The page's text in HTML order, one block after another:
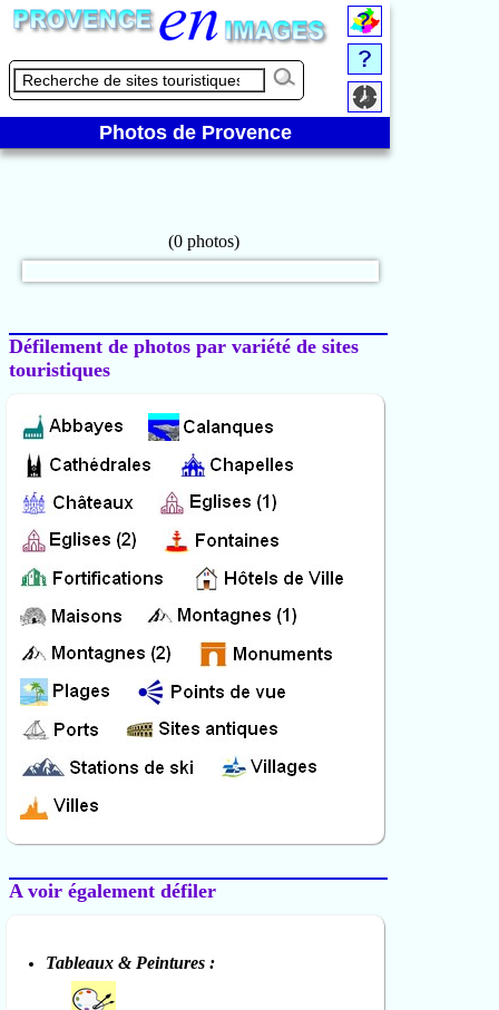
Photos de Provence
Défilement de photos par variété de sites
touristiques
A voir également défiler
Tableaux & Peintures :